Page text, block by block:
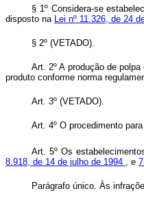
§ 1º Considera-se
disposto na Lei nº 11.326, de 24
§ 2º (VETADO).
Art. 2º A produção de
produto conforme norma
Art. 3º (VETADO).
Art. 4º O procedimento
Art. 5º Os
8.918, de 14 de julho de 1994 , e
Parágrafo único. Às